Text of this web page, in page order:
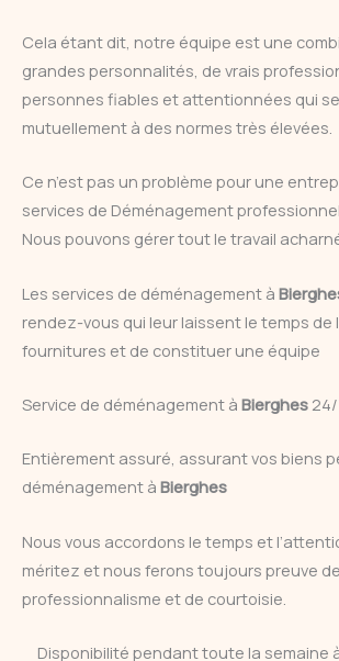
Cela étant dit, notre équipe est une
grandes personnalités, de vrais
personnes fiables et attentionnées qui
mutuellement à des normes très élevées.
Ce n’est pas un problème pour une
services de Déménagement
Nous pouvons gérer tout le travail
Les services de déménagement à
rendez-vous qui leur laissent le temps de
fournitures et de constituer une équipe
Service de déménagement à Bierghes
Entièrement assuré, assurant vos biens
déménagement à Bierghes
Nous vous accordons le temps et
méritez et nous ferons toujours preuve de
professionnalisme et de courtoisie.
Disponibilité pendant toute la semaine